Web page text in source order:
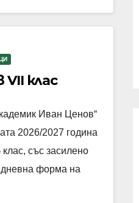
клас
Иван Ценов“
2026/2027 година
със засилено
дневна форма на